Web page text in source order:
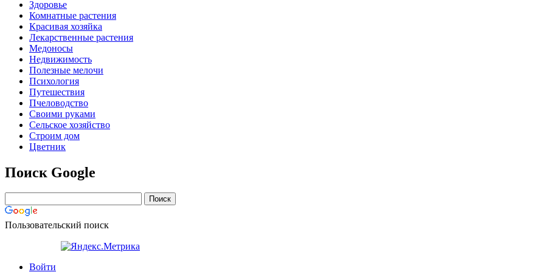
Здоровье
Комнатные растения
Красивая хозяйка
Лекарственные растения
Медоносы
Недвижимость
Полезные мелочи
Психология
Путешествия
Пчеловодство
Своими руками
Сельское хозяйство
Строим дом
Цветник
Поиск Google
Пользовательский поиск
Войти